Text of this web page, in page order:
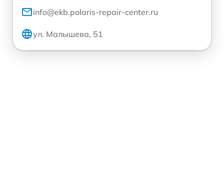
info@ekb.polaris-repair-center.ru
ул. Малышева, 51